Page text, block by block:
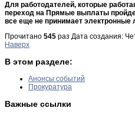
Для работодателей, которые
переход на Прямые выплаты
все еще не принимает электронные
Прочитано 545 раз Дата создания:
Наверх
В этом разделе:
Анонсы событий
Прокуратура
Важные ссылки